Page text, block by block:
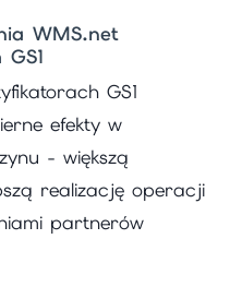
WMS.net
GS1
efekty w
- większą
realizację operacji
partnerów